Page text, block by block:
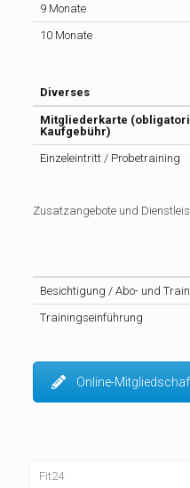
9 Monate
10 Monate
Diverses
Mitgliederkarte
Kaufgebühr)
Einzeleintritt / Probetraining
Zusatzangebote und
Besichtigung / Abo- und
Trainingseinführung
Online-
Fit24